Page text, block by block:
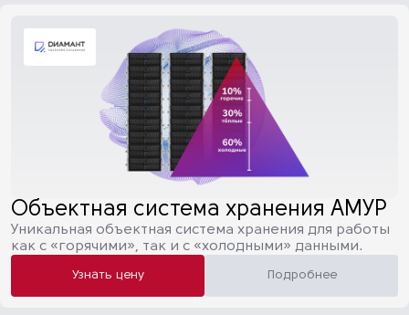
Объектная система хранения АМУР
Уникальная объектная система хранения для работы
как с «горячими», так и с «холодными» данными.
Узнать цену Подробнее